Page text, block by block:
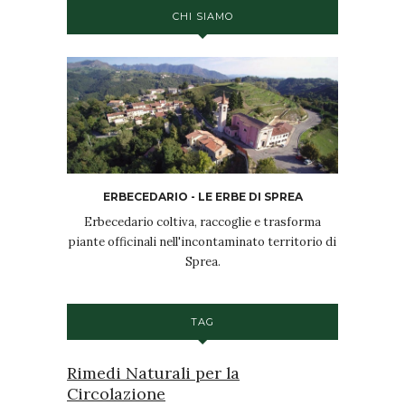
CHI SIAMO
ERBECEDARIO - LE ERBE DI SPREA
Erbecedario coltiva, raccoglie e trasforma
piante officinali nell'incontaminato territorio di
Sprea.
TAG
Rimedi Naturali per la
Circolazione